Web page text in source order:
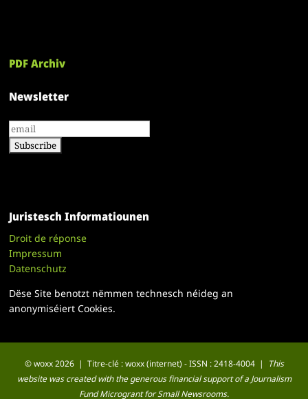
PDF Archiv
Newsletter
Juristesch Informatiounen
Droit de réponse
Impressum
Datenschutz
Dëse Site benotzt nëmmen technesch néideg an
anonymiséiert Cookies.
© woxx 2026 | Titre-clé : woxx (internet) - ISSN : 2418-4004 |
This
website was created with the generous financial support of a Journalism
Fund Microgrant for Small Newsrooms.